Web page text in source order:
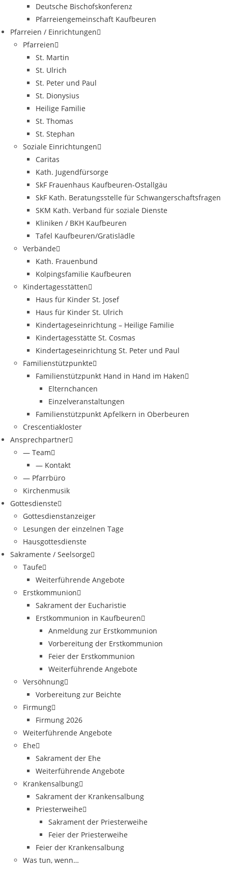
Deutsche Bischofskonferenz
Pfarreiengemeinschaft Kaufbeuren
Pfarreien / Einrichtungen
Pfarreien
St. Martin
St. Ulrich
St. Peter und Paul
St. Dionysius
Heilige Familie
St. Thomas
St. Stephan
Soziale Einrichtungen
Caritas
Kath. Jugendfürsorge
SkF Frauenhaus Kaufbeuren-Ostallgäu
SkF Kath. Beratungsstelle für Schwangerschaftsfragen
SKM Kath. Verband für soziale Dienste
Kliniken / BKH Kaufbeuren
Tafel Kaufbeuren/Gratislädle
Verbände
Kath. Frauenbund
Kolpingsfamilie Kaufbeuren
Kindertagesstätten
Haus für Kinder St. Josef
Haus für Kinder St. Ulrich
Kindertageseinrichtung – Heilige Familie
Kindertagesstätte St. Cosmas
Kindertageseinrichtung St. Peter und Paul
Familienstützpunkte
Familienstützpunkt Hand in Hand im Haken
Elternchancen
Einzelveranstaltungen
Familienstützpunkt Apfelkern in Oberbeuren
Crescentiakloster
Ansprechpartner
— Team
— Kontakt
— Pfarrbüro
Kirchenmusik
Gottesdienste
Gottesdienstanzeiger
Lesungen der einzelnen Tage
Hausgottesdienste
Sakramente / Seelsorge
Taufe
Weiterführende Angebote
Erstkommunion
Sakrament der Eucharistie
Erstkommunion in Kaufbeuren
Anmeldung zur Erstkommunion
Vorbereitung der Erstkommunion
Feier der Erstkommunion
Weiterführende Angebote
Versöhnung
Vorbereitung zur Beichte
Firmung
Firmung 2026
Weiterführende Angebote
Ehe
Sakrament der Ehe
Weiterführende Angebote
Krankensalbung
Sakrament der Krankensalbung
Priesterweihe
Sakrament der Priesterweihe
Feier der Priesterweihe
Feier der Krankensalbung
Was tun, wenn…